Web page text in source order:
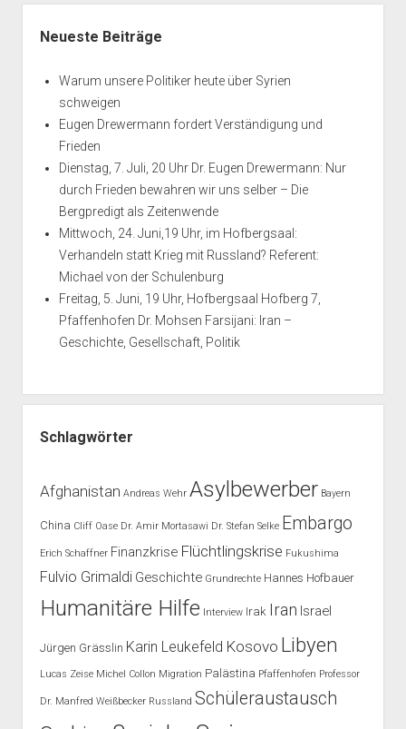
Abgrund.
Ist
Verständigung
möglich?
Neueste Beiträge
Warum unsere Politiker heute über Syrien
schweigen
Eugen Drewermann fordert Verständigung und
Frieden
Dienstag, 7. Juli, 20 Uhr Dr. Eugen Drewermann: Nur
durch Frieden bewahren wir uns selber – Die
Bergpredigt als Zeitenwende
Mittwoch, 24. Juni,19 Uhr, im Hofbergsaal:
Verhandeln statt Krieg mit Russland? Referent:
Michael von der Schulenburg
Freitag, 5. Juni, 19 Uhr, Hofbergsaal Hofberg 7,
Pfaffenhofen Dr. Mohsen Farsijani: Iran –
Geschichte, Gesellschaft, Politik
Schlagwörter
Afghanistan Andreas Wehr Asylbewerber Bayern
China Cliff Oase Dr. Amir Mortasawi Dr. Stefan Selke Embargo
Erich Schaffner Finanzkrise Flüchtlingskrise Fukushima
Fulvio Grimaldi Geschichte Grundrechte Hannes Hofbauer
Humanitäre Hilfe Interview Irak Iran Israel
Jürgen Grässlin Karin Leukefeld Kosovo Libyen
Lucas Zeise Michel Collon Migration Palästina Pfaffenhofen Professor
Dr. Manfred Weißbecker Russland Schüleraustausch